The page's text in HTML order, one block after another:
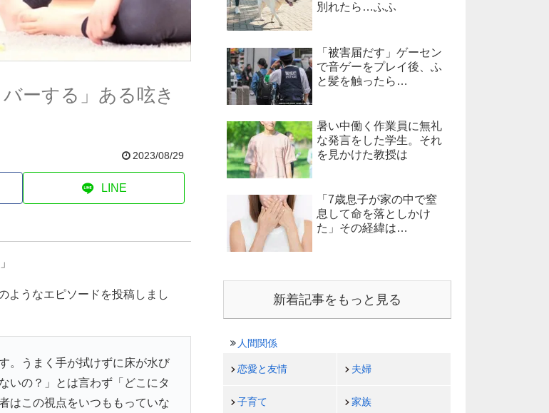
ーする」ある呟き
2023/08/29
LINE
ようなエピソードを投稿しまし
。うまく手が拭けずに床が水び
いの？」とは言わず「どこにタ
はこの視点をいつももっていな
別れたら…ふふ
「被害届だす」ゲーセン
で音ゲーをプレイ後、ふ
と髪を触ったら…
暑い中働く作業員に無礼
な発言をした学生。それ
を見かけた教授は
「7歳息子が家の中で窒
息して命を落としかけ
た」その経緯は…
新着記事をもっと見る
人間関係
恋愛と友情 夫婦
子育て 家族